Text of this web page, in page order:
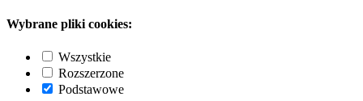
Wybrane pliki cookies:
Wszystkie
Rozszerzone
Podstawowe